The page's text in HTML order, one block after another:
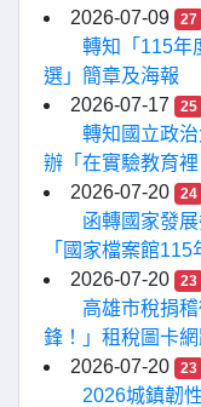
2026-07-09
27
轉知「115年
選」簡章及海報
2026-07-17
25
轉知國立政
辦「在實驗教育裡
2026-07-20
24
函轉國家發
「國家檔案館115
2026-07-20
23
高雄市稅捐
鋒！」租稅圖卡
2026-07-20
23
2026城鎮韌